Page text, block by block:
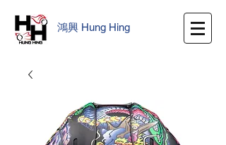
鴻興 Hung Hing